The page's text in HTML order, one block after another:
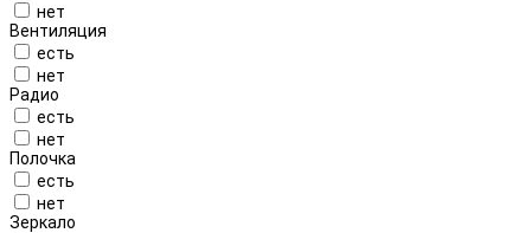
нет
Вентиляция
есть
нет
Радио
есть
нет
Полочка
есть
нет
Зеркало